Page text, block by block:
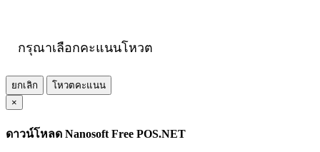
กรุณาเลือกคะแนนโหวต
ยกเลิก
โหวตคะแนน
×
ดาวน์โหลด Nanosoft Free POS.NET